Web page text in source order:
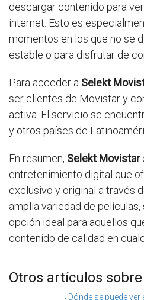
descargar contenido para
internet. Esto es
momentos en los que no se
estable o para disfrutar de
Para acceder a Selekt
ser clientes de Movistar y
activa. El servicio se
y otros países de
En resumen, Selekt Movistar
entretenimiento digital que
exclusivo y original a través
amplia variedad de
opción ideal para aquellos
contenido de calidad en
Otros artículos
¿Dónde se puede ver